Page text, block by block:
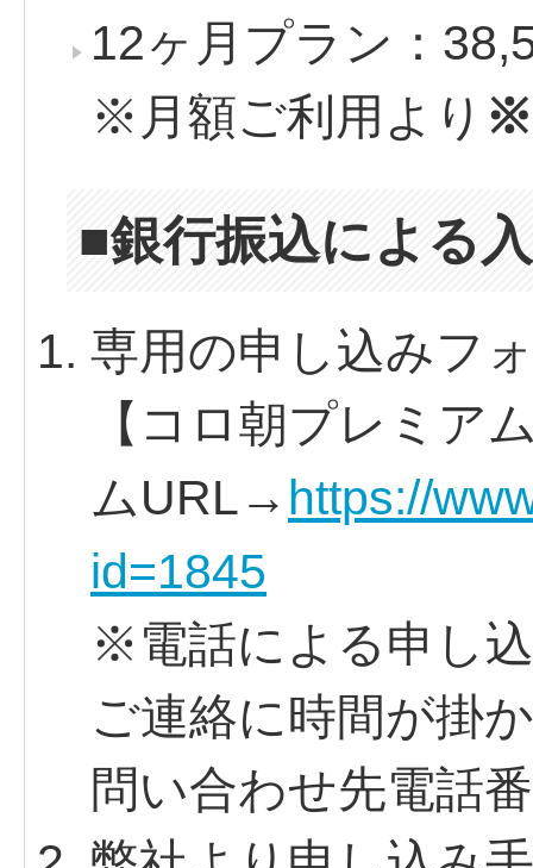
12ヶ月プラン：
※月額ご利用より
■銀行振込による
専用の申し込みフ
【コロ朝プレミア
ムURL→ https://
id=1845
※電話による申し
ご連絡に時間が掛
問い合わせ先電話